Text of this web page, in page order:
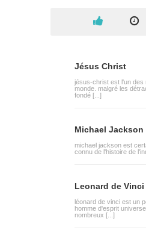
Jésus Christ
jésus-christ est l'un des
monde. malgré les
fondé [...]
Michael Jackson
michael jackson est
connu de l'histoire de
Leonard de Vinci
léonard de vinci est un
homme d'esprit
nombreux [...]